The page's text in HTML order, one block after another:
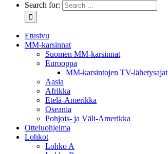
Search for:
Etusivu
MM-karsinnat
Suomen MM-karsinnat
Eurooppa
MM-karsintojen TV-lähetysajat
Aasia
Afrikka
Etelä-Amerikka
Oseania
Pohjois- ja Väli-Amerikka
Otteluohjelma
Lohkot
Lohko A